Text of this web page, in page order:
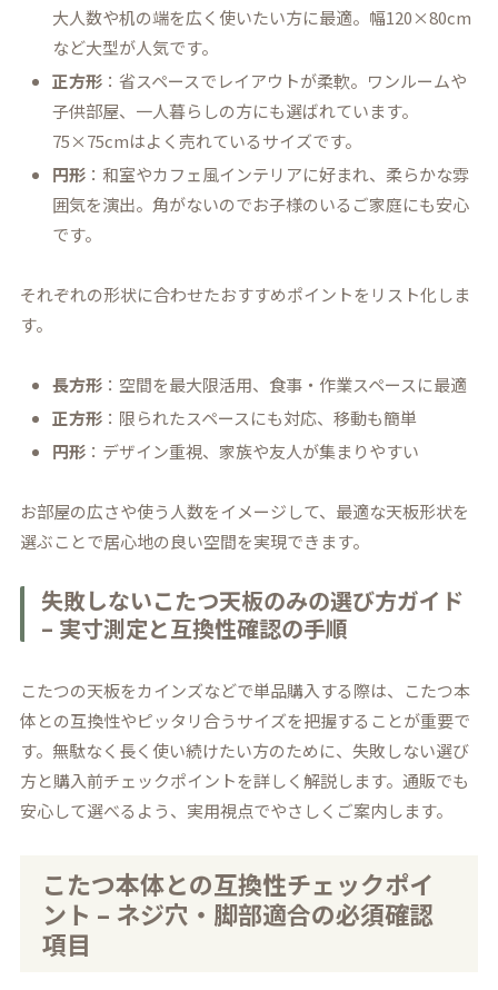
大人数や机の端を広く使いたい方に最適。幅120×80cm
など大型が人気です。
正方形 ：省スペースでレイアウトが柔軟。ワンルームや
子供部屋、一人暮らしの方にも選ばれています。
75×75cmはよく売れているサイズです。
円形 ：和室やカフェ風インテリアに好まれ、柔らかな雰
囲気を演出。角がないのでお子様のいるご家庭にも安心
です。
それぞれの形状に合わせたおすすめポイントをリスト化しま
す。
長方形 ：空間を最大限活用、食事・作業スペースに最適
正方形 ：限られたスペースにも対応、移動も簡単
円形 ：デザイン重視、家族や友人が集まりやすい
お部屋の広さや使う人数をイメージして、最適な天板形状を
選ぶことで居心地の良い空間を実現できます。
失敗しないこたつ天板のみの選び方ガイド
– 実寸測定と互換性確認の手順
こたつの天板をカインズなどで単品購入する際は、こたつ本
体との互換性やピッタリ合うサイズを把握することが重要で
す。無駄なく長く使い続けたい方のために、失敗しない選び
方と購入前チェックポイントを詳しく解説します。通販でも
安心して選べるよう、実用視点でやさしくご案内します。
こたつ本体との互換性チェックポイ
ント – ネジ穴・脚部適合の必須確認
項目